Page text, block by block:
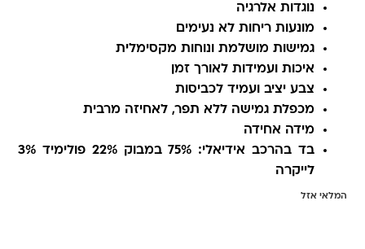
נוגדות אלרגיה
מונעות ריחות לא נעימים
גמישות מושלמת ונוחות מקסימלית
איכות ועמידות לאורך זמן
צבע יציב ועמיד לכביסות
מכפלת גמישה ללא תפר, לאחיזה מרבית
מידה אחידה
בד בהרכב אידיאלי: 75% במבוק 22% פולימיד 3%
לייקרה
המלאי אזל